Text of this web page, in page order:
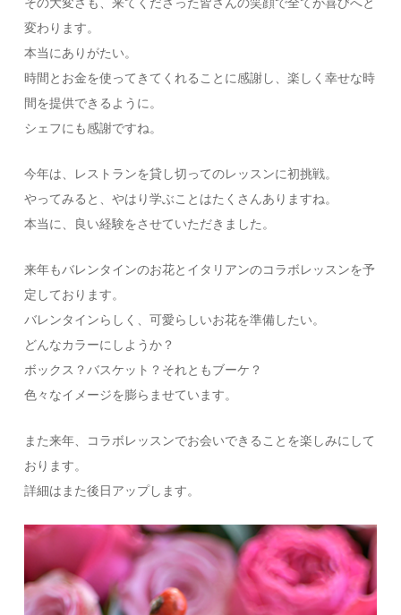
その大変さも、来てくださった皆さんの笑顔で全てが喜びへと
変わります。
本当にありがたい。
時間とお金を使ってきてくれることに感謝し、楽しく幸せな時
間を提供できるように。
シェフにも感謝ですね。
今年は、レストランを貸し切ってのレッスンに初挑戦。
やってみると、やはり学ぶことはたくさんありますね。
本当に、良い経験をさせていただきました。
来年もバレンタインのお花とイタリアンのコラボレッスンを予
定しております。
バレンタインらしく、可愛らしいお花を準備したい。
どんなカラーにしようか？
ボックス？バスケット？それともブーケ？
色々なイメージを膨らませています。
また来年、コラボレッスンでお会いできることを楽しみにして
おります。
詳細はまた後日アップします。